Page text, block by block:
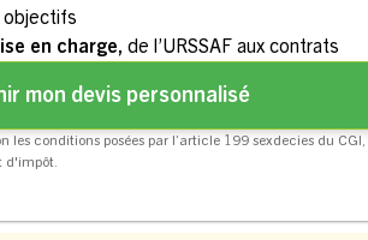
objectifs
en charge, de l’URSSAF aux contrats
mon devis personnalisé
les conditions posées par l’article 199 sexdecies du